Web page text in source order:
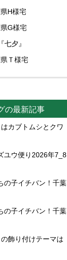
H様宅
G様宅
夕』
Ｔ様宅
の最新記事
カブトムシとクワ
ユウ便り2026年7_8
の子イチバン！千葉
の子イチバン！千葉
飾り付けテーマは